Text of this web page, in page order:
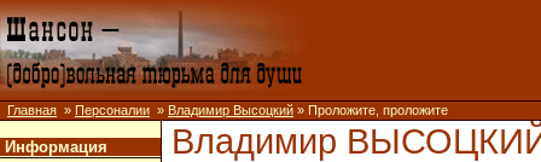
Главная » Персоналии » Владимир Высоцкий » Проложите, проложите
Информация Владимир